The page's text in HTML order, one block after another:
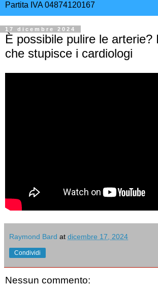
Partita IVA 04874120167
17 dicembre 2024
È possibile pulire le arterie?
che stupisce i cardiologi
Raymond Bard at dicembre 17, 2024
Condividi
Nessun commento: